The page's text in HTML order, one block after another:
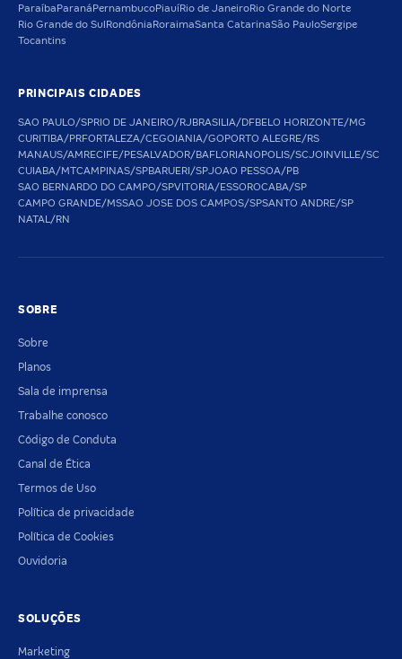
Paraíba Paraná PernambucoPiauíRio de JaneiroRio Grande do Norte
Rio Grande do Sul Rondônia RoraimaSanta CatarinaSão PauloSergipe
Tocantins
PRINCIPAIS CIDADES
SAO PAULO/SPRIO DE JANEIRO/RJBRASILIA/DFBELO HORIZONTE/MG
CURITIBA/PRFORTALEZA/CEGOIANIA/GOPORTO ALEGRE/RS
MANAUS/AMRECIFE/PESALVADOR/BAFLORIANOPOLIS/SCJOINVILLE/SC
CUIABA/MTCAMPINAS/SPBARUERI/SPJOAO PESSOA/PB
SAO BERNARDO DO CAMPO/SPVITORIA/ESSOROCABA/SP
CAMPO GRANDE/MSSAO JOSE DOS CAMPOS/SPSANTO ANDRE/SP
NATAL/RN
SOBRE
Sobre
Planos
Sala de imprensa
Trabalhe conosco
Código de Conduta
Canal de Ética
Termos de Uso
Política de privacidade
Política de Cookies
Ouvidoria
SOLUÇÕES
Marketing